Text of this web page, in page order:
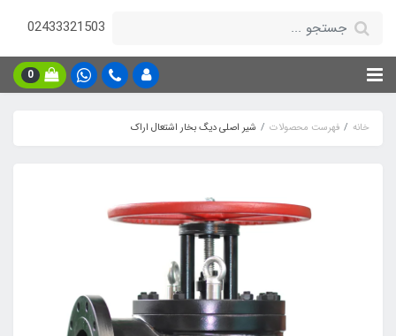
02433321503
0
خانه فهرست محصولات شیر اصلی دیگ بخار اشتعال اراک